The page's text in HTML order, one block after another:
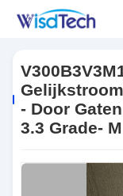
Gelijkstroom/
3.3 Grade- M IGBT-
- Door
3.3 Grade-